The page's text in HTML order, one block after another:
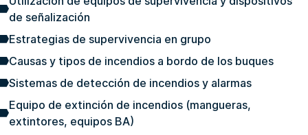
de señalización
Estrategias de supervivencia en grupo
Causas y tipos de incendios a bordo de los buques
Sistemas de detección de incendios y alarmas
Equipo de extinción de incendios (mangueras,
extintores, equipos BA)